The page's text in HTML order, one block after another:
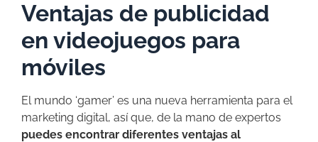
Ventajas de publicidad
en videojuegos para
móviles
El mundo ‘gamer’ es una nueva herramienta para el
marketing digital, así que, de la mano de expertos
puedes encontrar diferentes ventajas al